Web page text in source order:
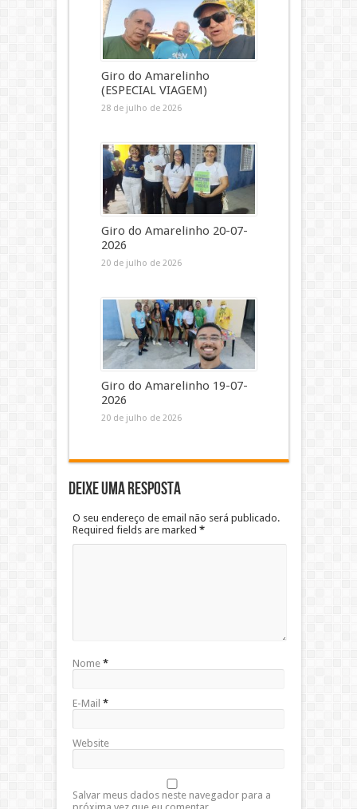
Giro do Amarelinho
(ESPECIAL VIAGEM)
28 de julho de 2026
Giro do Amarelinho 20-07-
2026
20 de julho de 2026
Giro do Amarelinho 19-07-
2026
20 de julho de 2026
Deixe uma resposta
O seu endereço de email não será publicado.
Required fields are marked *
Nome *
E-Mail *
Website
Salvar meus dados neste navegador para a
próxima vez que eu comentar.